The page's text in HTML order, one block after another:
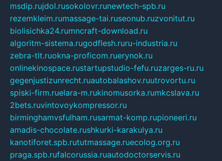
msdip.rujdol.rusokolovr.runewtech-spb.ru
rezemkleim.rumassage-tai.ruseonub.ruzvonitut.ru
biolisichka24.rumncraft-download.ru
algoritm-sistema.rugodflesh.ruru-industria.ru
zebra-tlt.ruokna-proficom.ruerynok.ru
onlinekinospace.rustartupstudio-fefu.ruzarges-ru.ru
gegenjustizunrecht.ruautobalashov.ruutrovortu.ru
spiski-firm.ruelara-m.rukinomusorka.rumkcslava.ru
2bets.ruvintovoykompressor.ru
birminghamvsfulham.rusarmat-komp.rupioneeri.ru
amadis-chocolate.rushkurki-karakulya.ru
kanotiforet.spb.rututmassage.ruecolog.org.ru
praga.spb.rufalcorussia.ruautodoctorservis.ru